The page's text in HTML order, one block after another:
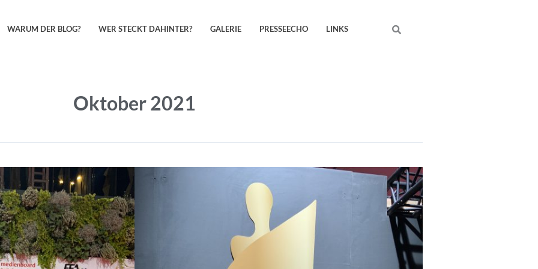
WARUM DER BLOG? WER STECKT DAHINTER? GALERIE PRESSEECHO LINKS Search
Oktober 2021